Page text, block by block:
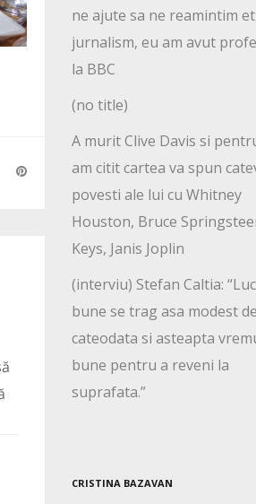
ne ajute sa ne reamintim
jurnalism, eu am avut
la BBC
(no title)
A murit Clive Davis si
am citit cartea va spun
povesti ale lui cu Whitney
Houston, Bruce
Keys, Janis Joplin
(interviu) Stefan Caltia:
bune se trag asa modest
cateodata si asteapta
bune pentru a reveni la
suprafata.”
CRISTINA BAZAVAN